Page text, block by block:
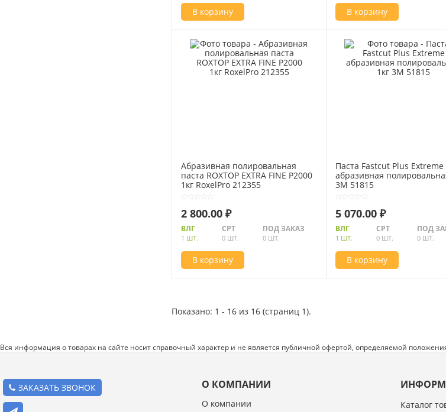
В корзину В корзину
Абразивная полировальная
паста ROXTOP EXTRA FINE P2000
1кг RoxelPro 212355
2 800.00 ₽
ВЛГ
1 ШТ.
СРТ
0 ШТ.
ПОД ЗАКАЗ
0 ШТ.
В корзину
Паста Fastcut Plus Extreme
абразивная
3M 51815
5 070.00 ₽
ВЛГ
1 ШТ.
СРТ
0 ШТ.
ПОД
0 ШТ.
В корзину
Показано: 1 - 16 из 16 (страниц 1).
Вся информация о товарах на сайте носит справочный характер и не является публичной офертой, определяемой
ЗАКАЗАТЬ ЗВОНОК О КОМПАНИИ
О компании Каталог